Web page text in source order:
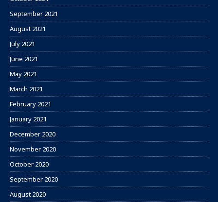
September 2021
August 2021
July 2021
June 2021
May 2021
March 2021
February 2021
January 2021
December 2020
November 2020
October 2020
September 2020
August 2020